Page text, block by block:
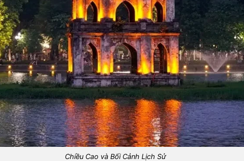
Chiều Cao và Bối Cảnh Lịch Sử